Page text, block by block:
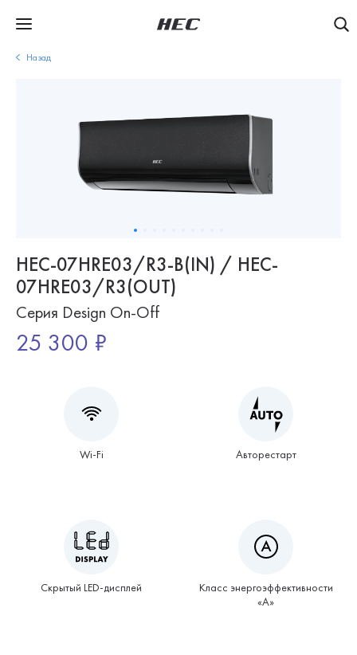
Назад
HEC-07HRE03/R3-B(IN) / HEC-
07HRE03/R3(OUT)
Серия Design On-Off
25 300 ₽
Wi-Fi Авторестарт
Скрытый LED-дисплей
Класс энергоэффективности
«А»